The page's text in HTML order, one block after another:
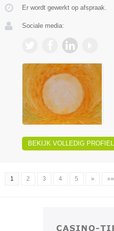
Er wordt gewerkt op afspraak.
Sociale media:
BEKIJK VOLLEDIG PROFIEL
1 2 3 4 5 » »»